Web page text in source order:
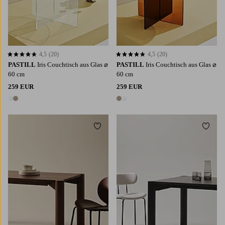
PASTILL Iris Couchtisch aus Glas ⌀
60 cm
259 EUR
2 Farben
4,5 basierend auf 20 Bewertungen
4,5 (20)
PASTILL Iris Couchtisch aus Glas ⌀
60 cm
259 EUR
2 Farben
4,5 basierend auf 20 Bewertungen
4,5 (20)
Zu Favoriten hinzufügen Zu